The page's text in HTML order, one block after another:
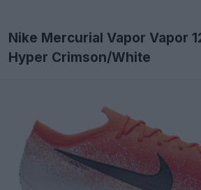
Nike Mercurial Vapor Vapor
Hyper Crimson/White